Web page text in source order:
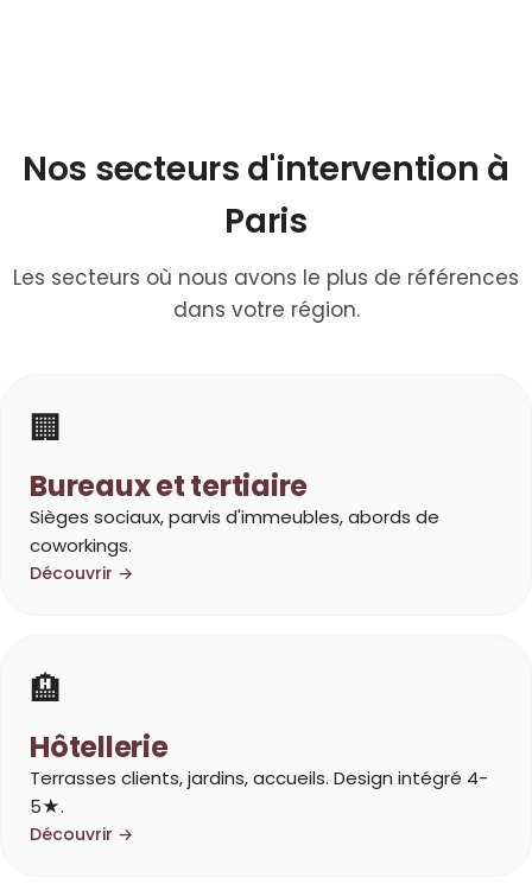
Nos secteurs d'intervention à
Paris
Les secteurs où nous avons le plus de références
dans votre région.
🏢
Bureaux et tertiaire
Sièges sociaux, parvis d'immeubles, abords de
coworkings.
Découvrir →
🏨
Hôtellerie
Terrasses clients, jardins, accueils. Design intégré 4-
5★.
Découvrir →